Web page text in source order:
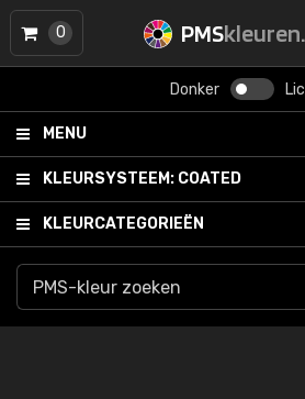
PMS
Donker
MENU
KLEURSYSTEEM: COATED
KLEURCATEGORIEËN
0